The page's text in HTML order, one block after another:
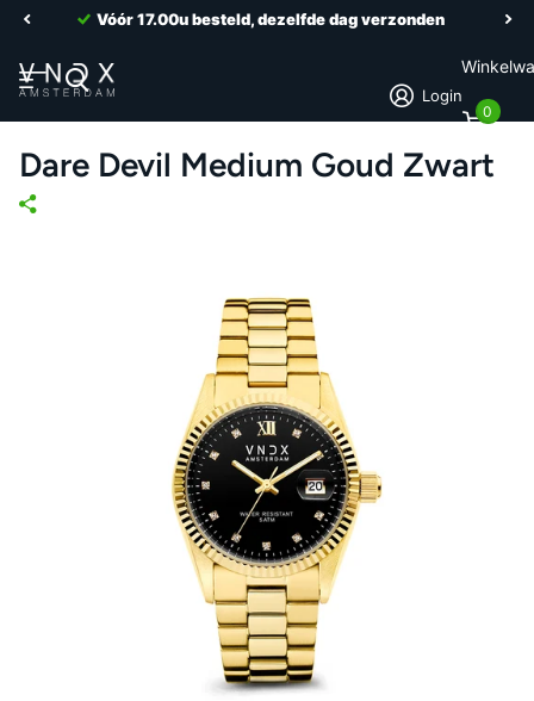
Vóór 17.00u besteld, dezelfde dag verzonden
Login
0
Dare Devil Medium Goud Zwart